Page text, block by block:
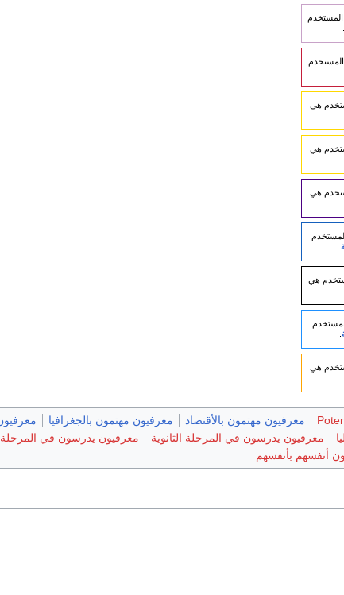
المستخدم
المستخدم
هي
هي
هي
هي
هي
معرفيون مهتمون بالأقتصاد معرفيون مهتمون بالجغرافيا
معرفيون يدرسون في المرحلة الثانوية
معرفيون يدرسون في المرحلة
أنفسهم بأنفسهم